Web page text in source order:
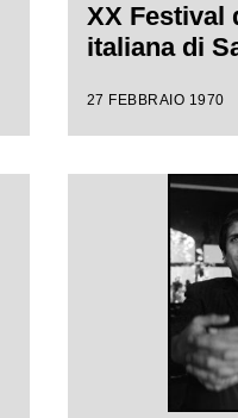
XX Festival
italiana di
27 FEBBRAIO 1970